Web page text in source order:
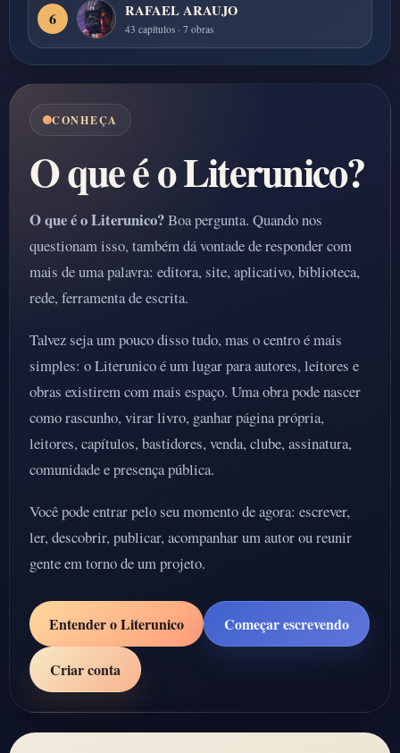
6 RAFAEL ARAUJO
43 capítulos · 7 obras
CONHEÇA
O que é o Literunico?
O que é o Literunico?Boa pergunta. Quando nos
questionam isso, também dá vontade de responder com
mais de uma palavra: editora, site, aplicativo, biblioteca,
rede, ferramenta de escrita.
Talvez seja um pouco disso tudo, mas o centro é mais
simples: o Literunico é um lugar para autores, leitores e
obras existirem com mais espaço. Uma obra pode nascer
como rascunho, virar livro, ganhar página própria,
leitores, capítulos, bastidores, venda, clube, assinatura,
comunidade e presença pública.
Você pode entrar pelo seu momento de agora: escrever,
ler, descobrir, publicar, acompanhar um autor ou reunir
gente em torno de um projeto.
Entender o Literunico Começar escrevendo
Criar conta